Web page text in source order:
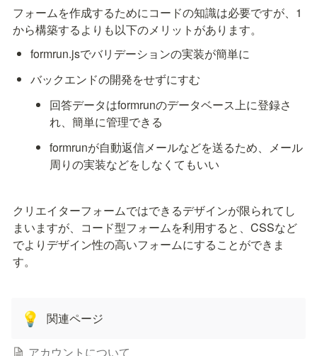
フォームを作成するためにコードの知識は必要ですが、1
から構築するよりも以下のメリットがあります。
formrun.jsでバリデーションの実装が簡単に
バックエンドの開発をせずにすむ
回答データはformrunのデータベース上に登録さ
れ、簡単に管理できる
formrunが自動返信メールなどを送るため、メール
周りの実装などをしなくてもいい
クリエイターフォームではできるデザインが限られてし
まいますが、コード型フォームを利用すると、CSSなど
でよりデザイン性の高いフォームにすることができま
す。
💡 関連ページ
アカウントについて